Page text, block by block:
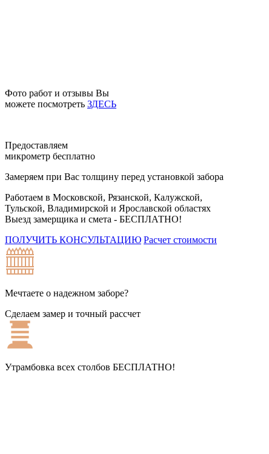
Фото работ и отзывы Вы
можете посмотреть ЗДЕСЬ
Предоставляем
микрометр бесплатно
Замеряем при Вас толщину перед установкой забора
Работаем в Московской, Рязанской, Калужской,
Тульской, Владимирской и Ярославской областях
Выезд замерщика и смета - БЕСПЛАТНО!
ПОЛУЧИТЬ КОНСУЛЬТАЦИЮ Расчет стоимости
Мечтаете о надежном заборе?
Сделаем замер и точный рассчет
Утрамбовка всех столбов БЕСПЛАТНО!